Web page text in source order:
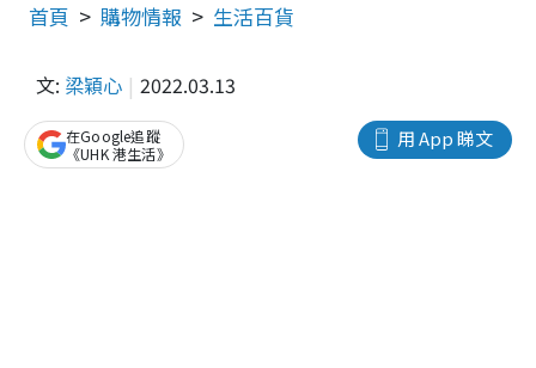
首頁 購物情報 生活百貨
文: 梁穎心 2022.03.13
用 App 睇文
在Google追蹤
《UHK 港生活》